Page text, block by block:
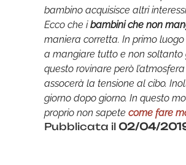
bambino acquisisce altri
Ecco che ibambini che non
maniera corretta. In primo
a mangiare tutto e non soltanto
questo rovinare però
assocerà la tensione al cibo.
giorno dopo giorno. In questo
proprio non sapete come fare
Pubblicata il 02/04/